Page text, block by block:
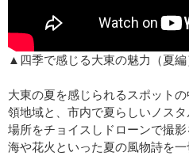
▲四季で感じる大東の魅力（夏編
大東の夏を感じられるスポット
領地域と、市内で夏らしいノス
場所をチョイスしドローンで撮影
海や花火といった夏の風物詩を一